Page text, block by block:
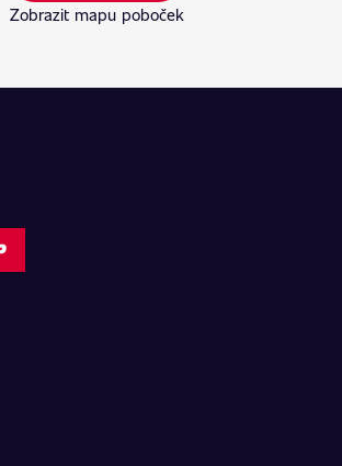
Zobrazit mapu poboček